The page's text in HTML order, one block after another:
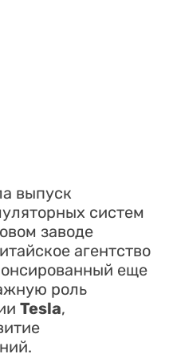
выпуск
систем
заводе
агентство
еще
роль
Tesla,